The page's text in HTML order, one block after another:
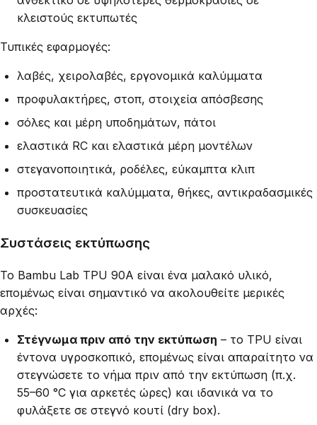
κλειστούς εκτυπωτές
Τυπικές εφαρμογές:
λαβές, χειρολαβές, εργονομικά καλύμματα
προφυλακτήρες, στοπ, στοιχεία απόσβεσης
σόλες και μέρη υποδημάτων, πάτοι
ελαστικά RC και ελαστικά μέρη μοντέλων
στεγανοποιητικά, ροδέλες, εύκαμπτα κλιπ
προστατευτικά καλύμματα, θήκες, αντικραδασμικές
συσκευασίες
Συστάσεις εκτύπωσης
Το Bambu Lab TPU 90A είναι ένα μαλακό υλικό,
επομένως είναι σημαντικό να ακολουθείτε μερικές
αρχές:
Στέγνωμα πριν από την εκτύπωση – το TPU είναι
έντονα υγροσκοπικό, επομένως είναι απαραίτητο να
στεγνώσετε το νήμα πριν από την εκτύπωση (π.χ.
55–60 °C για αρκετές ώρες) και ιδανικά να το
φυλάξετε σε στεγνό κουτί (dry box).